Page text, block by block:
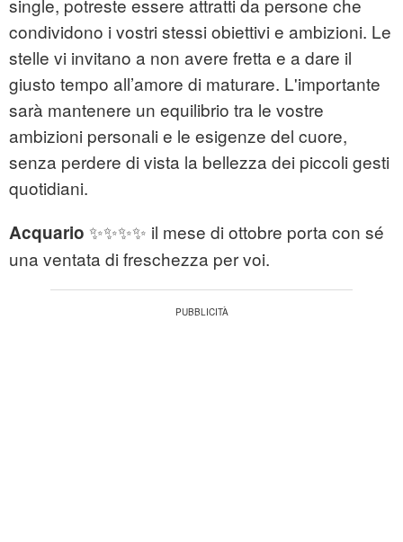
single, potreste essere attratti da persone che
condividono i vostri stessi obiettivi e ambizioni. Le
stelle vi invitano a non avere fretta e a dare il
giusto tempo all’amore di maturare. L'importante
sarà mantenere un equilibrio tra le vostre
ambizioni personali e le esigenze del cuore,
senza perdere di vista la bellezza dei piccoli gesti
quotidiani.
Acquario ✨✨✨✨ il mese di ottobre porta con sé
una ventata di freschezza per voi.